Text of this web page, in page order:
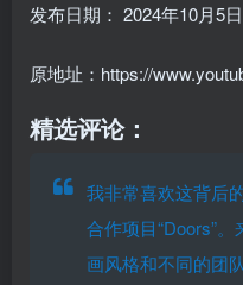
发布日期： 2024年10月5日
原地址：https://
精选评论：
我非常喜欢这背后
合作项目“Doors”
画风格和不同的团